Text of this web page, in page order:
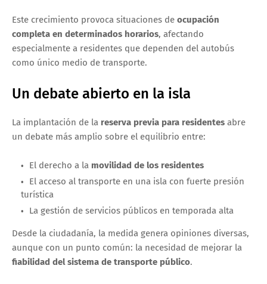
Este crecimiento provoca situaciones de ocupación
completa en determinados horarios, afectando
especialmente a residentes que dependen del autobús
como único medio de transporte.
Un debate abierto en la isla
La implantación de la reserva previa para residentes abre
un debate más amplio sobre el equilibrio entre:
El derecho a la movilidad de los residentes
El acceso al transporte en una isla con fuerte presión
turística
La gestión de servicios públicos en temporada alta
Desde la ciudadanía, la medida genera opiniones diversas,
aunque con un punto común: la necesidad de mejorar la
fiabilidad del sistema de transporte público.